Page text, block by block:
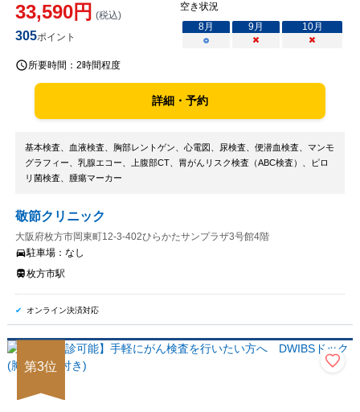
33,590円 (税込)
305ポイント
空き状況
8月 9月 10月
○
× ×
所要時間： 2時間程度
詳細・予約
基本検査、血液検査、胸部レントゲン、心電図、尿検査、便潜血検査、マンモ
グラフィー、乳腺エコー、上腹部CT、胃がんリスク検査（ABC検査）、ピロ
リ菌検査、腫瘍マーカー
敬節クリニック
大阪府枚方市岡東町12-3-402ひらかたサンプラザ3号館4階
駐車場： なし
枚方市駅
オンライン決済対応
第3位